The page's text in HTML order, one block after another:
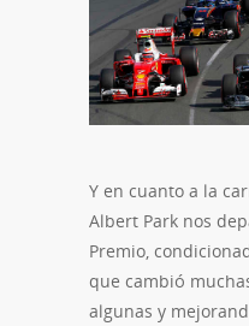
Y en cuanto a la
Albert Park nos
Premio,
que cambió
algunas y